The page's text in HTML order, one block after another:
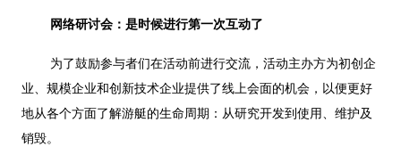
网络研讨会：是时候进行第一次互动了
为了鼓励参与者们在活动前进行交流，活动主办方为初创企
业、规模企业和创新技术企业提供了线上会面的机会，以便更好
地从各个方面了解游艇的生命周期：从研究开发到使用、维护及
销毁。